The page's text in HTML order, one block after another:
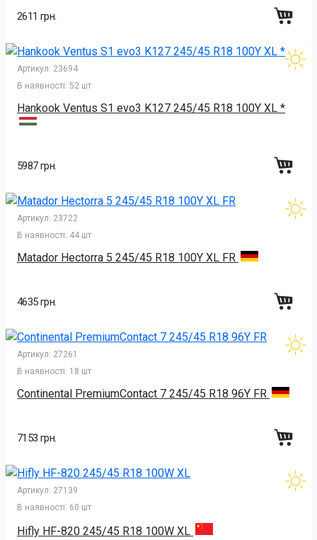
2611 грн.
Артикул: 23694
В наявності: 52 шт
Hankook Ventus S1 evo3 K127 245/45 R18 100Y XL *
5987 грн.
Артикул: 23722
В наявності: 44 шт
Matador Hectorra 5 245/45 R18 100Y XL FR
4635 грн.
Артикул: 27261
В наявності: 18 шт
Continental PremiumContact 7 245/45 R18 96Y FR
7153 грн.
Артикул: 27139
В наявності: 60 шт
Hifly HF-820 245/45 R18 100W XL